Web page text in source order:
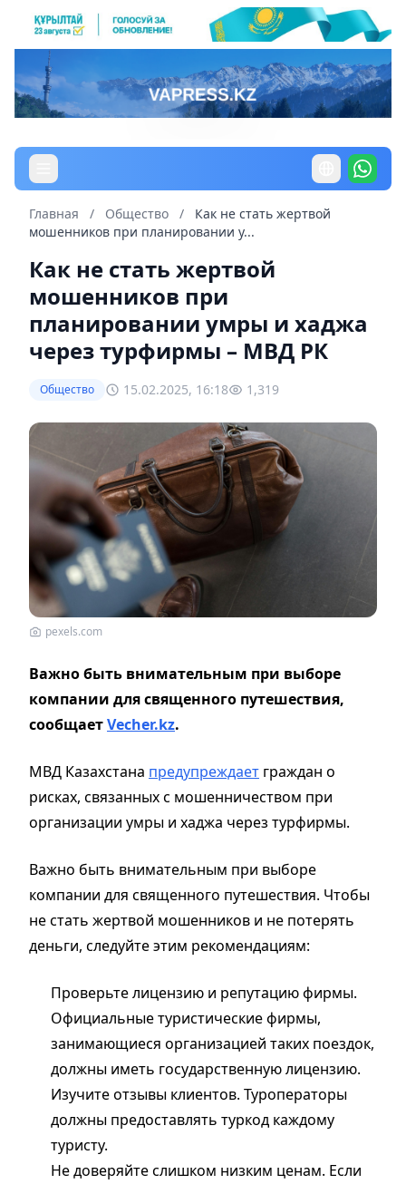
Главная / Общество /
Как не стать жертвой
мошенников при планировании у...
Как не стать жертвой
мошенников при
планировании умры и хаджа
через турфирмы – МВД РК
Общество 15.02.2025, 16:18 1,319
pexels.com
Важно быть внимательным при выборе
компании для священного путешествия,
сообщаетVecher.kz.
МВД Казахстана предупреждает граждан о
рисках, связанных с мошенничеством при
организации умры и хаджа через турфирмы.
Важно быть внимательным при выборе
компании для священного путешествия. Чтобы
не стать жертвой мошенников и не потерять
деньги, следуйте этим рекомендациям:
Проверьте лицензию и репутацию фирмы.
Официальные туристические фирмы,
занимающиеся организацией таких поездок,
должны иметь государственную лицензию.
Изучите отзывы клиентов. Туроператоры
должны предоставлять туркод каждому
туристу.
Не доверяйте слишком низким ценам. Если